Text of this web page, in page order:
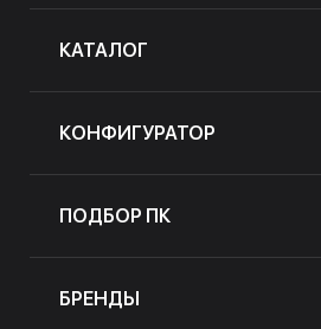
КАТАЛОГ
КОНФИГУРАТОР
ПОДБОР ПК
БРЕНДЫ